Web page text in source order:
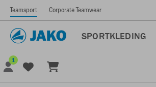
Teamsport Corporate Teamwear
SPORTKLEDING
1